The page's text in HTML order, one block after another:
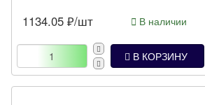
1134.05 ₽/шт В наличии
В КОРЗИНУ